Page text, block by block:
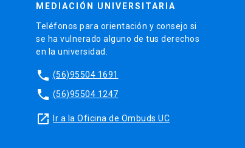
MEDIACIÓN UNIVERSITARIA
Teléfonos para orientación y consejo si
se ha vulnerado alguno de tus derechos
en la universidad.
phone (56)95504 1691
phone (56)95504 1247
launch Ir a la Oficina de Ombuds UC